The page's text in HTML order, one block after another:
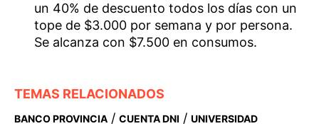
un 40% de descuento todos los días con un
tope de $3.000 por semana y por persona.
Se alcanza con $7.500 en consumos.
TEMAS RELACIONADOS
BANCO PROVINCIA / CUENTA DNI / UNIVERSIDAD